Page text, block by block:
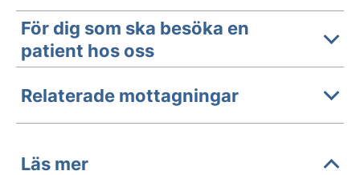
För dig som ska besöka en
patient hos oss
Relaterade mottagningar
Läs mer